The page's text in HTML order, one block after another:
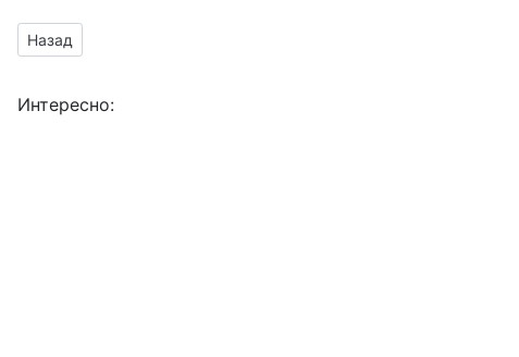
Предыдущий материал: может быстро превратить
Назад
Интересно: